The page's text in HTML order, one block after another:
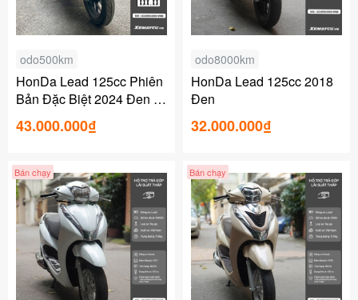
odo500km
HonDa Lead 125cc Phiên
Bản Đặc Biệt 2024 Đen (
Bao Biển )
43.000.000₫
odo8000km
HonDa Lead 125cc 2018
Đen
32.000.000₫
Bán chạy Bán chạy